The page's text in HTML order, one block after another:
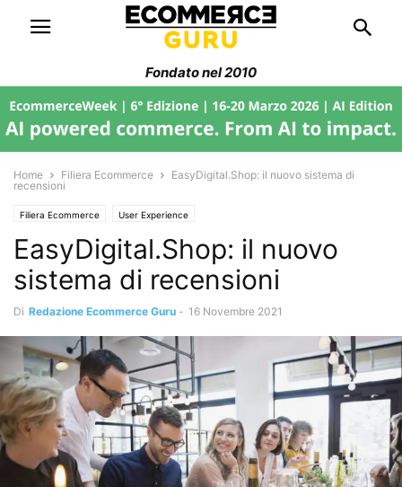
Fondato nel 2010
Home Filiera Ecommerce
EasyDigital.Shop: il nuovo sistema di
recensioni
Filiera Ecommerce User Experience
EasyDigital.Shop: il nuovo
sistema di recensioni
Di Redazione Ecommerce Guru - 16 Novembre 2021